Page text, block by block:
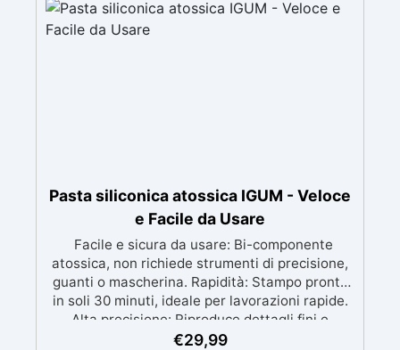
Pasta siliconica atossica IGUM - Veloce
e Facile da Usare
Facile e sicura da usare: Bi-componente
atossica, non richiede strumenti di precisione,
guanti o mascherina. Rapidità: Stampo pronto
in soli 30 minuti, ideale per lavorazioni rapide.
Alta precisione: Riproduce dettagli fini e
complessi con un risultato professionale.
€29,99